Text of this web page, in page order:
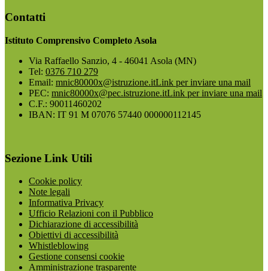
Contatti
Istituto Comprensivo Completo Asola
Via Raffaello Sanzio, 4 - 46041 Asola (MN)
Tel: 0376 710 279
Email: mnic80000x@istruzione.itLink per inviare una mail
PEC: mnic80000x@pec.istruzione.itLink per inviare una mail
C.F.: 90011460202
IBAN: IT 91 M 07076 57440 000000112145
Sezione Link Utili
Cookie policy
Note legali
Informativa Privacy
Ufficio Relazioni con il Pubblico
Dichiarazione di accessibilità
Obiettivi di accessibilità
Whistleblowing
Gestione consensi cookie
Amministrazione trasparente